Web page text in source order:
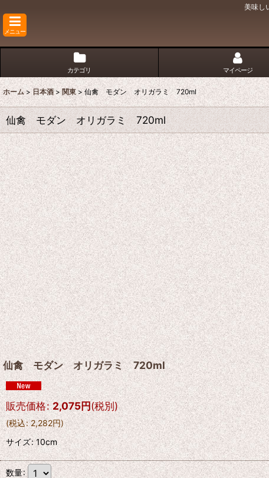
美味し
メニュー
カテゴリ マイページ
ホーム > 日本酒 > 関東 > 仙禽 モダン オリガラミ 720ml
仙禽 モダン オリガラミ 720ml
仙禽 モダン オリガラミ 720ml
販売価格: 2,075円(税別)
(税込: 2,282円)
サイズ:10cm
数量: